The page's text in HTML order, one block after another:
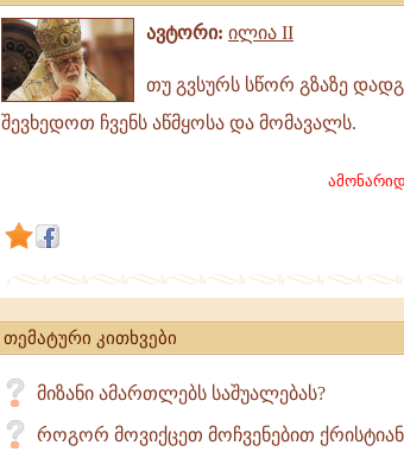
ავტორი: ილია II
თუ
გვსურს
სწორ
წარსულის
უნდა
შევხედოთ
ჩვენს
აწმყოსა
და
მომავალს.
თუ გვსურს სწორ გზაზე
შევხედოთ ჩვენს აწმყოსა და მომავალს.
თემატური კითხვები
მიზანი ამართლებს საშუალებას?
როგორ მოვიქცეთ მოჩვენებით